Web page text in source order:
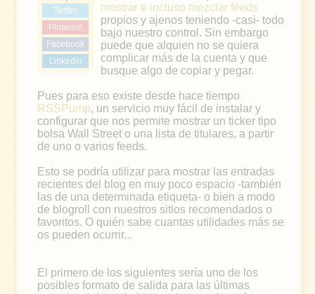
Twitter
Pinterest
Facebook
Linkedin
mostrar e incluso mezclar feeds
propios y ajenos teniendo -casi- todo
bajo nuestro control. Sin embargo
puede que alquien no se quiera
complicar más de la cuenta y que
busque algo de copiar y pegar.
Pues para eso existe desde hace tiempo
RSSPump, un servicio muy fácil de instalar y
configurar que nos permite mostrar un ticker tipo
bolsa Wall Street o una lista de titulares, a partir
de uno o varios feeds.
Esto se podría utilizar para mostrar las entradas
recientes del blog en muy poco espacio -también
las de una determinada etiqueta- o bien a modo
de blogroll con nuestros sitios recomendados o
favoritos. O quién sabe cuantas utilidades más se
os pueden ocurrir...
El primero de los siguientes sería uno de los
posibles formato de salida para las últimas